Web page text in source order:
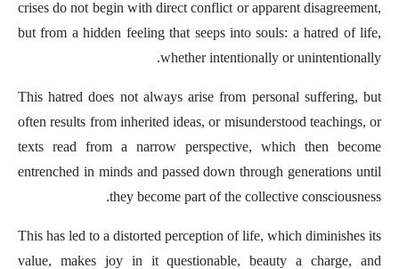
crises do not begin with direct conflict or apparent disagreement,
but from a hidden feeling that seeps into souls: a hatred of life,
whether intentionally or unintentionally.
This hatred does not always arise from personal suffering, but
often results from inherited ideas, or misunderstood teachings, or
texts read from a narrow perspective, which then become
entrenched in minds and passed down through generations until
they become part of the collective consciousness.
This has led to a distorted perception of life, which diminishes its
value, makes joy in it questionable, beauty a charge, and